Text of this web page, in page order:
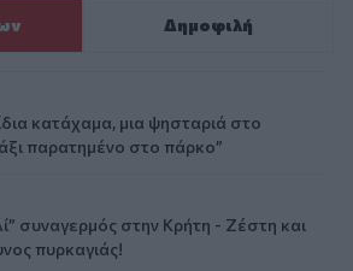
Δημοφιλή
κατάχαμα, μια ψησταριά στο
παρατημένο στο πάρκο”
συναγερμός στην Κρήτη - Ζέστη και
πυρκαγιάς!